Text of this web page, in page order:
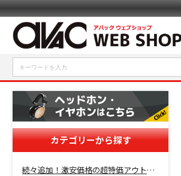
カテゴリーから探す
続々追加！激安価格の超特価アウトレットセール開催！